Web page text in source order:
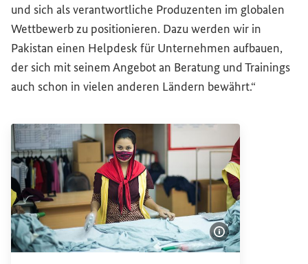
und sich als verantwortliche Produzenten im globalen
Wettbewerb zu positionieren. Dazu werden wir in
Pakistan einen Helpdesk für Unternehmen aufbauen,
der sich mit seinem Angebot an Beratung und Trainings
auch schon in vielen anderen Ländern bewährt.“